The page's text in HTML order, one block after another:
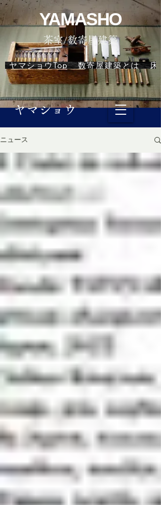
茶室/数寄屋建築
YAMASHO
ヤマショウ
ヤマショウTop 数寄屋建築とは 床
ニュース